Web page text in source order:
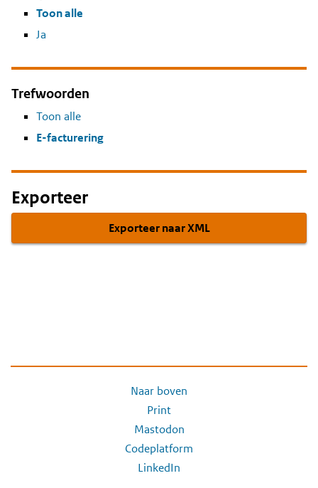
Toon alle
Ja
Trefwoorden
Toon alle
E-facturering
Exporteer
Exporteer naar XML
Naar boven
Print
Mastodon
Codeplatform
LinkedIn